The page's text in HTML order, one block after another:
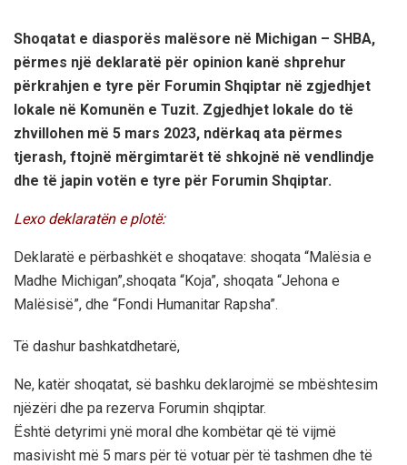
Shoqatat e diasporës malësore në Michigan – SHBA,
përmes një deklaratë për opinion kanë shprehur
përkrahjen e tyre për Forumin Shqiptar në zgjedhjet
lokale në Komunën e Tuzit. Zgjedhjet lokale do të
zhvillohen më 5 mars 2023, ndërkaq ata përmes
tjerash, ftojnë mërgimtarët të shkojnë në vendlindje
dhe të japin votën e tyre për Forumin Shqiptar.
Lexo deklaratën e plotë:
Deklaratë e përbashkët e shoqatave: shoqata “Malësia e
Madhe Michigan”,shoqata “Koja”, shoqata “Jehona e
Malësisë”, dhe “Fondi Humanitar Rapsha”.
Të dashur bashkatdhetarë,
Ne, katër shoqatat, së bashku deklarojmë se mbështesim
njëzëri dhe pa rezerva Forumin shqiptar.
Është detyrimi ynë moral dhe kombëtar që të vijmë
masivisht më 5 mars për të votuar për të tashmen dhe të